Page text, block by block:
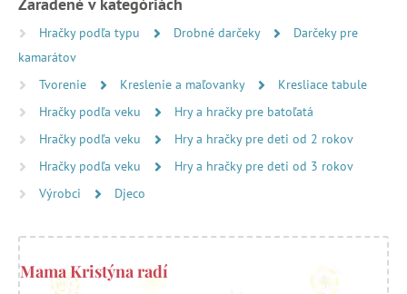
Hračky podľa typu Drobné darčeky
Darčeky pre
kamarátov
Tvorenie
Kreslenie a maľovanky
Kresliace tabule
Hračky podľa veku
Hry a hračky pre batoľatá
Hračky podľa veku
Hry a hračky pre deti od 2 rokov
Hračky podľa veku
Hry a hračky pre deti od 3 rokov
Výrobci
Djeco
Mama Kristýna radí